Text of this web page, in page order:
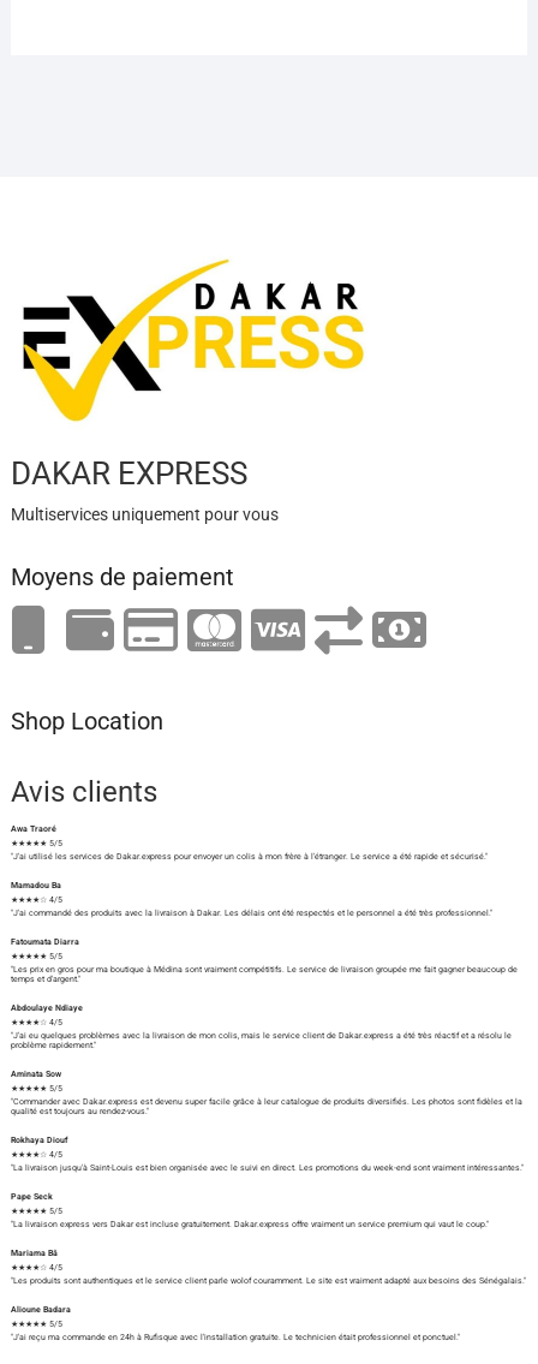
DAKAR EXPRESS
Multiservices uniquement pour vous
Moyens de paiement
Shop Location
Avis clients
Awa Traoré
★★★★★ 5/5
"J'ai utilisé les services de Dakar.express pour envoyer un colis à mon frère à l'étranger. Le service a été rapide et sécurisé."
Mamadou Ba
★★★★☆ 4/5
"J'ai commandé des produits avec la livraison à Dakar. Les délais ont été respectés et le personnel a été très professionnel."
Fatoumata Diarra
★★★★★ 5/5
"Les prix en gros pour ma boutique à Médina sont vraiment compétitifs. Le service de livraison groupée me fait gagner beaucoup de
temps et d'argent."
Abdoulaye Ndiaye
★★★★☆ 4/5
"J'ai eu quelques problèmes avec la livraison de mon colis, mais le service client de Dakar.express a été très réactif et a résolu le
problème rapidement."
Aminata Sow
★★★★★ 5/5
"Commander avec Dakar.express est devenu super facile grâce à leur catalogue de produits diversifiés. Les photos sont fidèles et la
qualité est toujours au rendez-vous."
Rokhaya Diouf
★★★★☆ 4/5
"La livraison jusqu'à Saint-Louis est bien organisée avec le suivi en direct. Les promotions du week-end sont vraiment intéressantes."
Pape Seck
★★★★★ 5/5
"La livraison express vers Dakar est incluse gratuitement. Dakar.express offre vraiment un service premium qui vaut le coup."
Mariama Bâ
★★★★☆ 4/5
"Les produits sont authentiques et le service client parle wolof couramment. Le site est vraiment adapté aux besoins des Sénégalais."
Alioune Badara
★★★★★ 5/5
"J'ai reçu ma commande en 24h à Rufisque avec l'installation gratuite. Le technicien était professionnel et ponctuel."